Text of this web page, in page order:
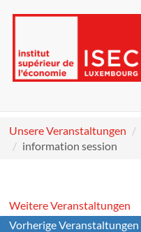
Unsere Veranstaltungen
information session
Weitere Veranstaltungen
Vorherige Veranstaltungen